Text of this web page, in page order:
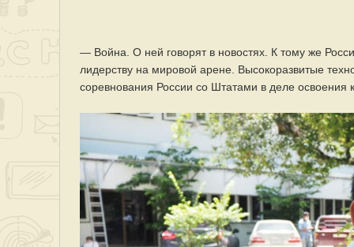
— Война. О ней говорят в новостях. К тому же
лидерству на мировой арене. Высокоразвитые
соревнования России со Штатами в деле освоения